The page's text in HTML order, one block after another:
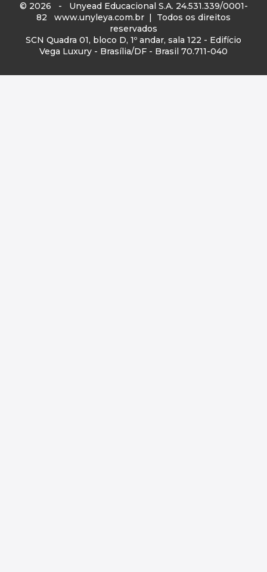
© 2026 - Unyead Educacional S.A. 24.531.339/0001-
82 www.unyleya.com.br | Todos os direitos
reservados
SCN Quadra 01, bloco D, 1º andar, sala 122 - Edifício
Vega Luxury - Brasília/DF - Brasil 70.711-040